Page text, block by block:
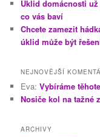
Úklid domácnosti
co vás baví
Chcete zamezit
úklid může být
NEJNOVĚJŠÍ
Eva:Vybíráme
Nosiče kol na tažné
ARCHIVY